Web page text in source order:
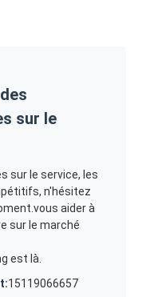
sur le
sur le service, les
n'hésitez
aider à
sur le marché
est là.
15119066657